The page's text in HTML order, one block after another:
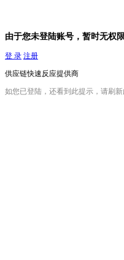
由于您未登陆账号，暂时无权限
登 录 注册
供应链快速反应提供商
如您已登陆，还看到此提示，请刷